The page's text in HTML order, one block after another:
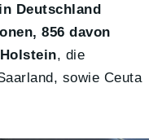
Deutschland
856 davon
, die
sowie Ceuta